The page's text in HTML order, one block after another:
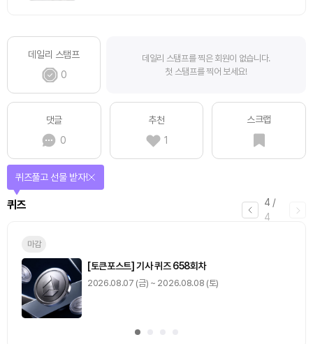
데일리 스탬프
0
데일리 스탬프를 찍은 회원이 없습니다.
첫 스탬프를 찍어 보세요!
댓글
0
추천
1
스크랩
4 /
4
퀴즈
퀴즈풀고 선물 받자!
마감
[토큰포스트] 기사 퀴즈 658회차
2026.08.07 (금) ~ 2026.08.08 (토)